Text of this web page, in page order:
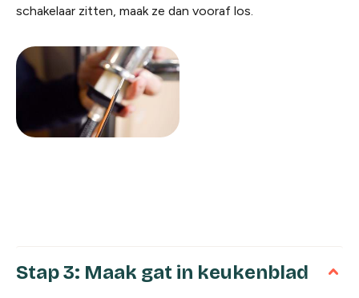
schakelaar zitten, maak ze dan vooraf los.
Stap 3: Maak gat in keukenblad